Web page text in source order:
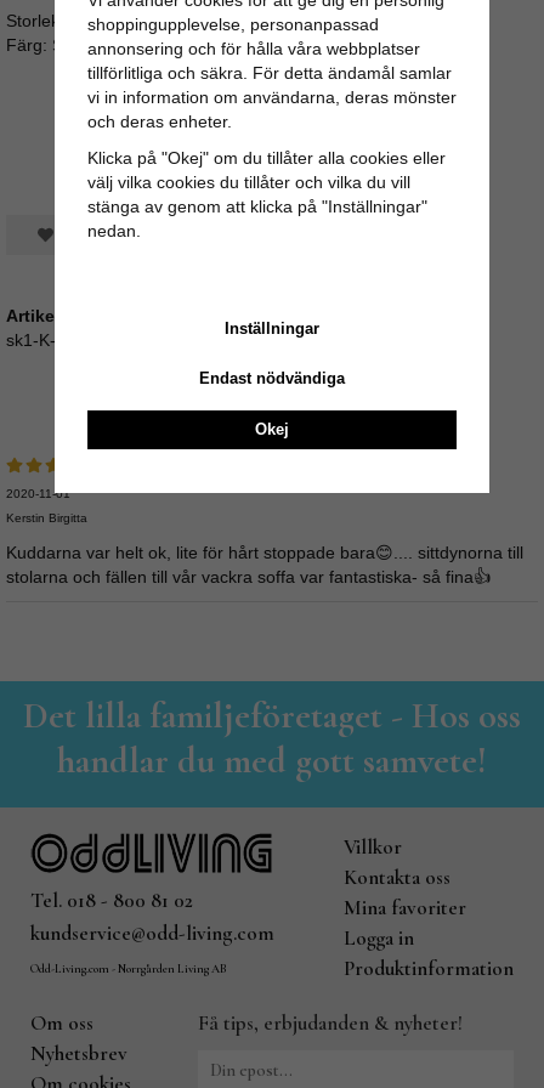
Storlek: 40 x 40 cm (Inklusive ull)
Färg: Svart (naturligt, ej färgat)
Spara som favorit
Artikelnummer:
sk1-K-kudd
Recensioner
2020-11-01
Kerstin Birgitta
Kuddarna var helt ok, lite för hårt stoppade bara😊.... sittdynorna till
stolarna och fällen till vår vackra soffa var fantastiska- så fina👍
Det lilla familjeföretaget - Hos oss
handlar du med gott samvete!
Tel. 018 - 800 81 02
kundservice@odd-living.com
Odd-Living.com - Norrgården Living AB
Villkor
Kontakta oss
Mina favoriter
Logga in
Produktinformation
Om oss
Nyhetsbrev
Få tips, erbjudanden & nyheter!
shoppingupplevelse, personanpassad
annonsering och för hålla våra webbplatser
tillförlitliga och säkra. För detta ändamål samlar
vi in information om användarna, deras mönster
och deras enheter.
Klicka på "Okej" om du tillåter alla cookies eller
välj vilka cookies du tillåter och vilka du vill
stänga av genom att klicka på "Inställningar"
nedan.
Inställningar
Endast nödvändiga
Okej